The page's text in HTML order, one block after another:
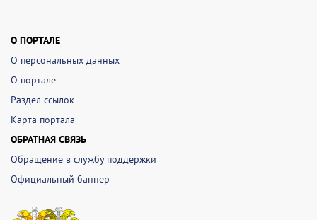
О ПОРТАЛЕ
О персональных данных
О портале
Раздел ссылок
Карта портала
ОБРАТНАЯ СВЯЗЬ
Обращение в службу поддержки
Официальный баннер